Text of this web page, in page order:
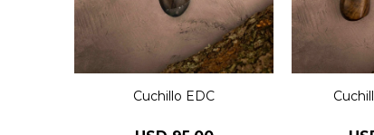
Cuchillo EDC